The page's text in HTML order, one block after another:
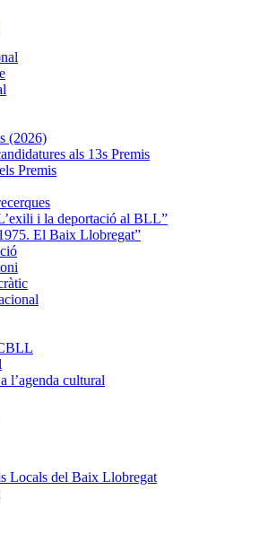
(2026)
als 13s Premis
Premis
i la deportació al BLL”
El Baix Llobregat”
l’agenda cultural
Locals del Baix Llobregat